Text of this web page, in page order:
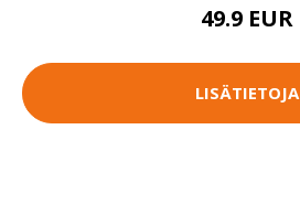
49.9 EUR
LISÄTIETOJA